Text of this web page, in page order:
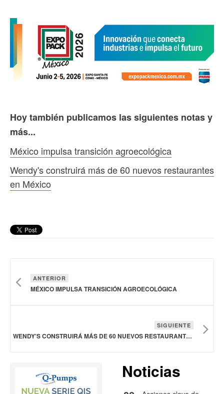
Hoy también publicamos las siguientes notas y
más...
México impulsa transición agroecológica
Wendy's construirá más de 60 nuevos restaurantes
en México
ANTERIOR
MÉXICO IMPULSA TRANSICIÓN AGROECOLÓGICA
SIGUIENTE
WENDY'S CONSTRUIRÁ MÁS DE 60 NUEVOS RESTAURANTES EN MÉXICO
Noticias